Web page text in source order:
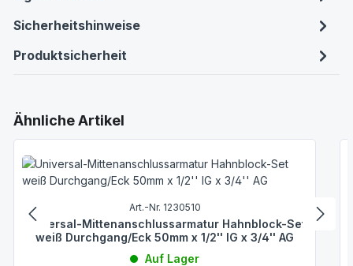
Sicherheitshinweise
Produktsicherheit
Produktgalerie überspringen
Ähnliche Artikel
Art.-Nr. 1230510
Universal-Mittenanschlussarmatur Hahnblock-Set
weiß Durchgang/Eck 50mm x 1/2'' IG x 3/4'' AG
Auf Lager